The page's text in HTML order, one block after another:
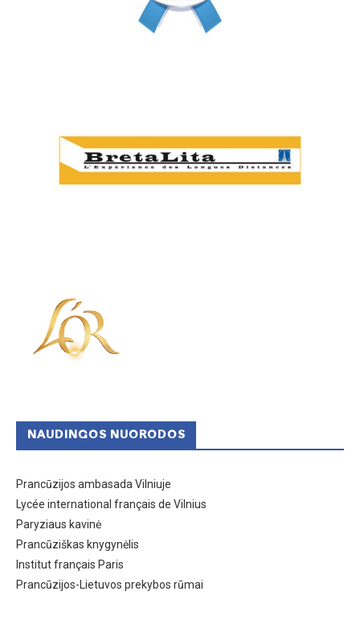
NAUDINGOS NUORODOS
Prancūzijos ambasada Vilniuje
Lycée international français de Vilnius
Paryziaus kavinė
Prancūziškas knygynėlis
Institut français Paris
Prancūzijos-Lietuvos prekybos rūmai